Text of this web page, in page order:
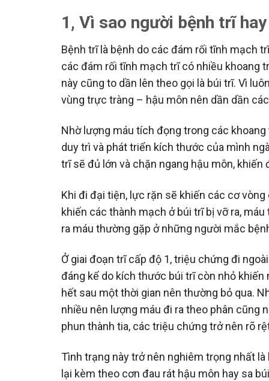
1, Vì sao người bệnh trĩ
Bệnh trĩ là bệnh do các đám rối tĩnh mạch
các đám rối tĩnh mạch trĩ có nhiều khoang
này cũng to dần lên theo gọi là búi trĩ. Vì
vùng trực tràng – hậu môn nên dần dần
Nhờ lượng máu tích đọng trong các
duy trì và phát triển kích thước của mình
trĩ sẽ đủ lớn và chặn ngang hậu môn,
Khi đi đại tiện, lực rặn sẽ khiến các cơ
khiến các thành mạch ở búi trĩ bị vỡ ra,
ra máu thường gặp ở những người mắc
Ở giai đoạn trĩ cấp độ 1, triệu chứng đi
đáng kể do kích thước búi trĩ còn nhỏ
hết sau một thời gian nên thường bỏ qua.
nhiều nên lượng máu đi ra theo phân cũng
phun thành tia, các triệu chứng trở nên rõ
Tình trạng này trở nên nghiêm trọng nhất
lại kèm theo cơn đau rát hậu môn hay sa